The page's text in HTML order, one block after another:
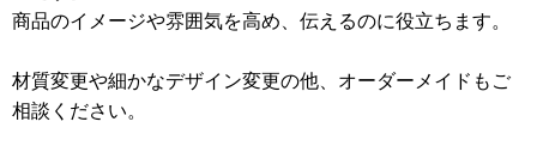
商品のイメージや雰囲気を高め、伝えるのに役立ちます。
材質変更や細かなデザイン変更の他、オーダーメイドもご
相談ください。